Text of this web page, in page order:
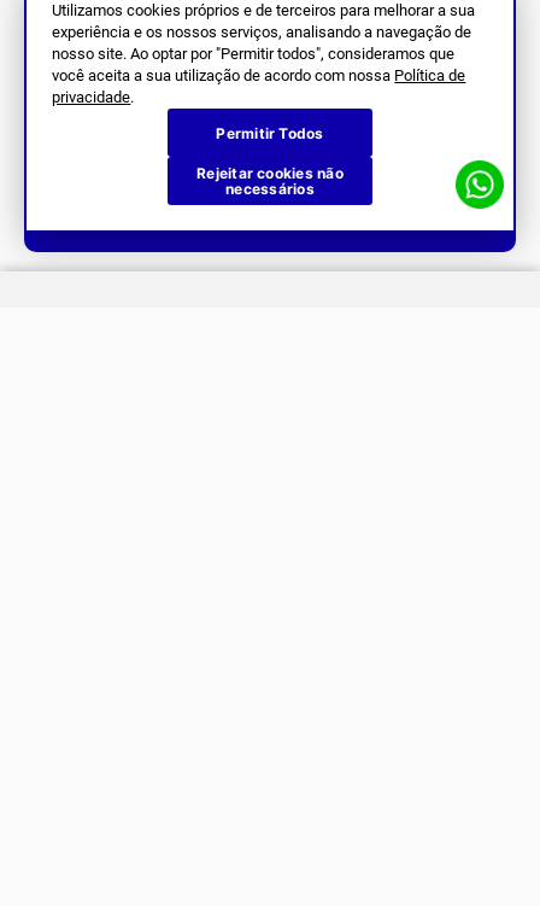
Utilizamos cookies próprios e de terceiros para melhorar a sua
experiência e os nossos serviços, analisando a navegação de
nosso site. Ao optar por "Permitir todos", consideramos que
você aceita a sua utilização de acordo com nossa Política de
privacidade.
Permitir Todos
Rejeitar cookies não
necessários
Cadastre-se na nossa newsletter e fique por dentro de tudo
que acontece naJoma.